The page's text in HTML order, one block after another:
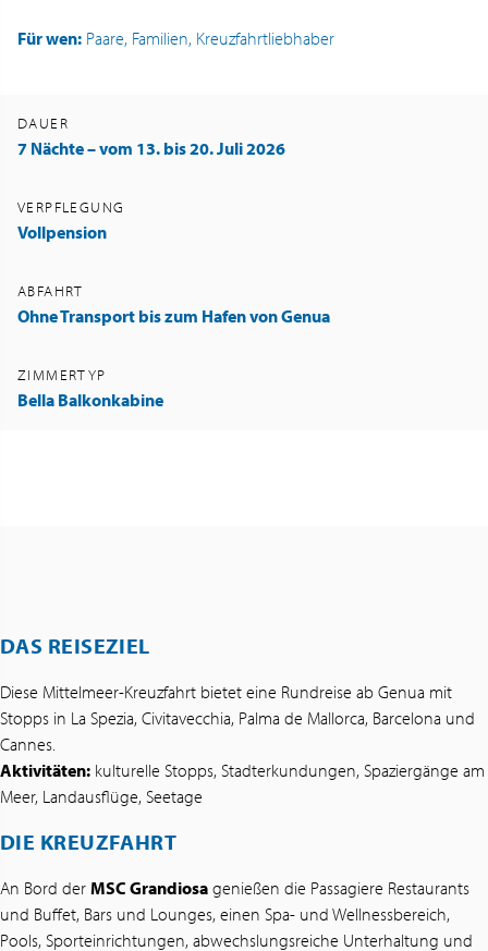
Für wen: Paare, Familien, Kreuzfahrtliebhaber
DAUER
7 Nächte – vom 13. bis 20. Juli 2026
VERPFLEGUNG
Vollpension
ABFAHRT
Ohne Transport bis zum Hafen von Genua
ZIMMERTYP
Bella Balkonkabine
DAS REISEZIEL
Diese Mittelmeer-Kreuzfahrt bietet eine Rundreise ab Genua mit
Stopps in La Spezia, Civitavecchia, Palma de Mallorca, Barcelona und
Cannes.
Aktivitäten: kulturelle Stopps, Stadterkundungen, Spaziergänge am
Meer, Landausflüge, Seetage
DIE KREUZFAHRT
An Bord der MSC Grandiosa genießen die Passagiere Restaurants
und Buffet, Bars und Lounges, einen Spa- und Wellnessbereich,
Pools, Sporteinrichtungen, abwechslungsreiche Unterhaltung und